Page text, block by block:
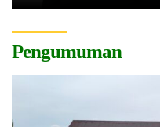
Pengumuman